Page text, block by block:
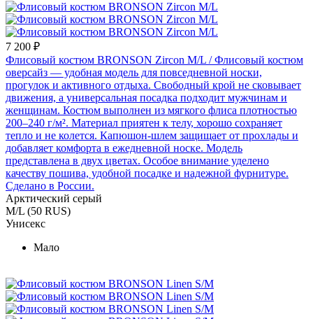
7 200 ₽
Флисовый костюм BRONSON Zircon M/L / Флисовый костюм
оверсайз — удобная модель для повседневной носки,
прогулок и активного отдыха. Свободный крой не сковывает
движения, а универсальная посадка подходит мужчинам и
женщинам. Костюм выполнен из мягкого флиса плотностью
200–240 г/м². Материал приятен к телу, хорошо сохраняет
тепло и не колется. Капюшон-шлем защищает от прохлады и
добавляет комфорта в ежедневной носке. Модель
представлена в двух цветах. Особое внимание уделено
качеству пошива, удобной посадке и надежной фурнитуре.
Сделано в России.
Арктический серый
M/L (50 RUS)
Унисекс
Мало